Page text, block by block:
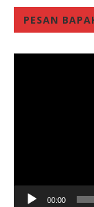
PESAN
00:00